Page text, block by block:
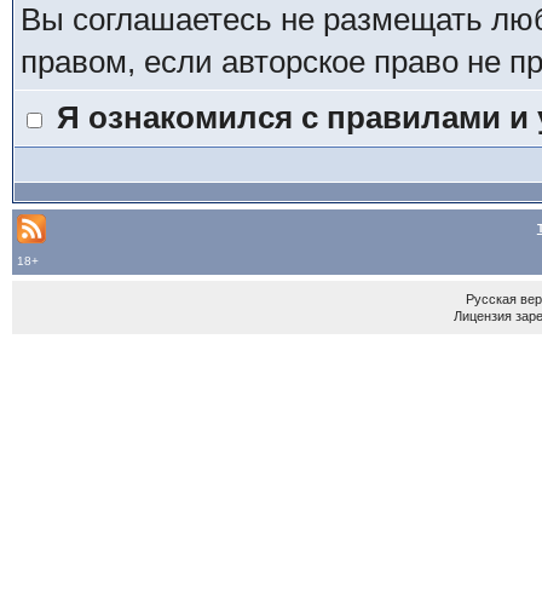
Вы соглашаетесь не размещать
правом, если авторское право не
Я ознакомился с правилами
18+
Русская
Лицензия